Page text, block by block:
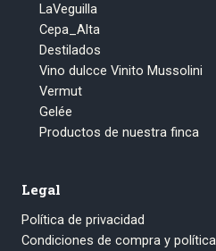
LaVeguilla
Cepa_Alta
Destilados
Vino dulcce Vinito Mussolini
Vermut
Gelée
Productos de nuestra finca
Legal
Política de privacidad
Condiciones de compra y